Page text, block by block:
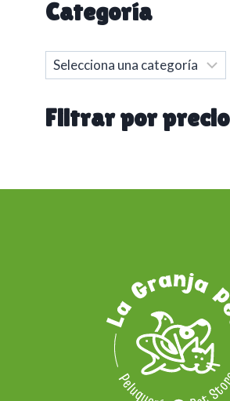
Categoría
Selecciona
una
Filtrar por precio